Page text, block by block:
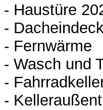
- Haustüre
-
- Fernwärme
- Wasch und
-
-